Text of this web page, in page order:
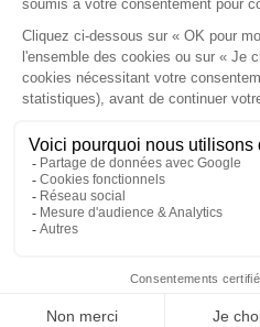
Tél :05 57 55 87 30 -
Email :gaucher-
NOUS
NOUS
Honoraires Plan du site
Septeo Digital & Services © 2019